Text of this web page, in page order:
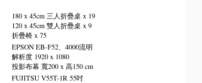
180 x 45cm 三人折疊桌 x 19
120 x 45cm 雙人折疊桌 x 9
折疊椅 x 75
EPSON EB-F52、4000流明
解析度 1920 x 1080
投影布幕 寬200 x 高150 cm
FUJITSU V55T-1R 55吋